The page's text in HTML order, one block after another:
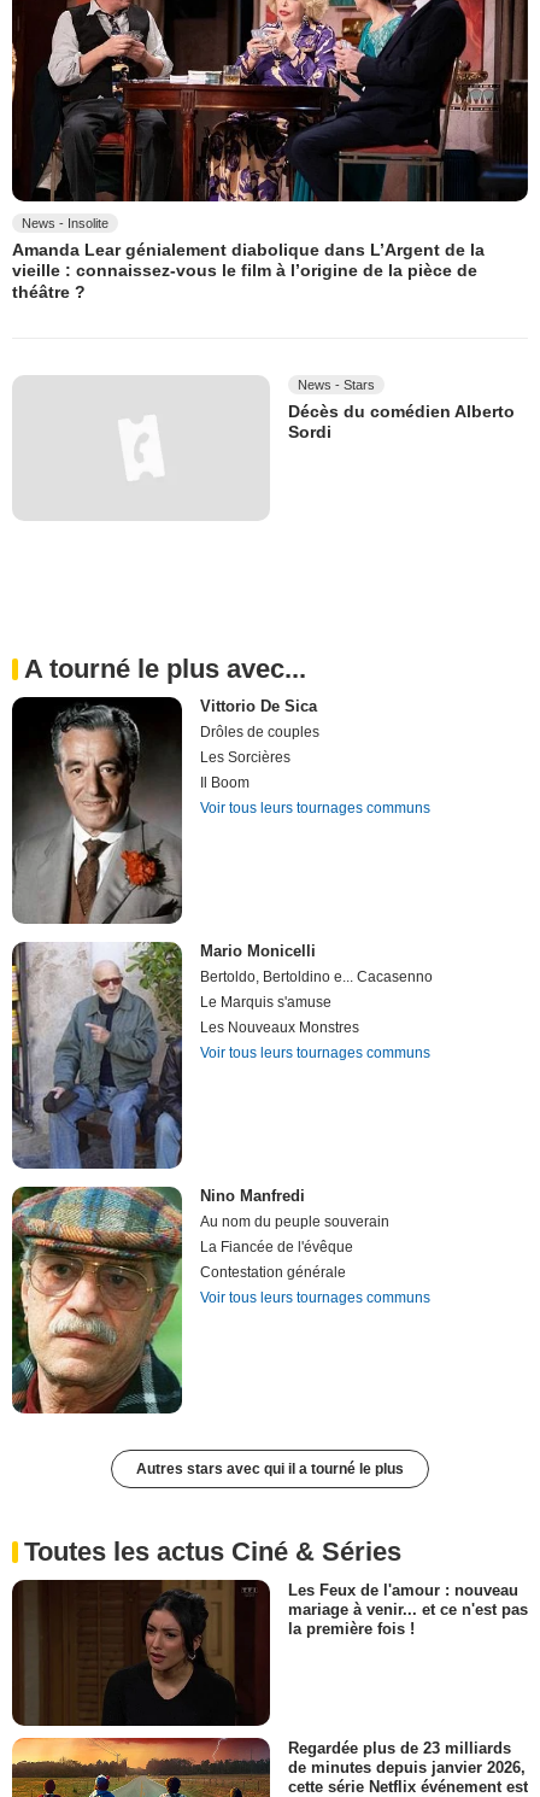
News - Insolite
Amanda Lear génialement diabolique dans L’Argent de la
vieille : connaissez-vous le film à l’origine de la pièce de
théâtre ?
News - Stars
Décès du comédien Alberto
Sordi
A tourné le plus avec...
Vittorio De Sica
Drôles de couples
Les Sorcières
Il Boom
Voir tous leurs tournages communs
Mario Monicelli
Bertoldo, Bertoldino e... Cacasenno
Le Marquis s'amuse
Les Nouveaux Monstres
Voir tous leurs tournages communs
Nino Manfredi
Au nom du peuple souverain
La Fiancée de l'évêque
Contestation générale
Voir tous leurs tournages communs
Autres stars avec qui il a tourné le plus
Toutes les actus Ciné & Séries
Les Feux de l'amour : nouveau
mariage à venir... et ce n'est pas
la première fois !
Regardée plus de 23 milliards
de minutes depuis janvier 2026,
cette série Netflix événement est